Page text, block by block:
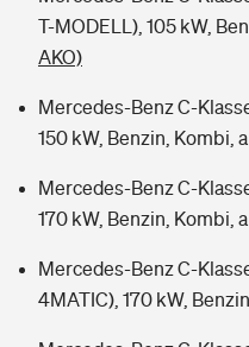
T-MODELL), 105 kW,
AKO)
Mercedes-Benz C-
150 kW, Benzin, Kombi,
Mercedes-Benz C-
170 kW, Benzin, Kombi,
Mercedes-Benz C-
4MATIC), 170 kW,